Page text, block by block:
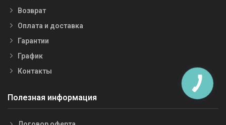
Возврат
Оплата и доставка
Гарантии
График
Контакты
Полезная информация